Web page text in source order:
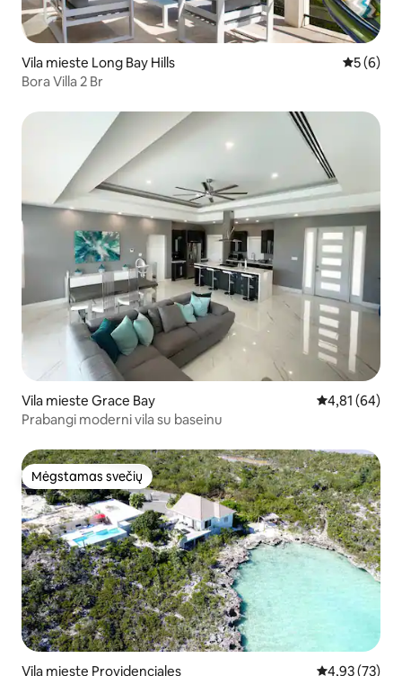
Vila mieste Long Bay Hills Vidutinis
5 (6)
Bora Villa 2 Br
Vila mieste Grace Bay Vidutinis
4,81 (64)
Prabangi moderni vila su baseinu
Mėgstamas svečių
Mėgstamas svečių
Vila mieste Providenciales Vidutinis
4,93 (73)